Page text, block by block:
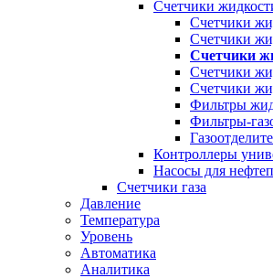
Счетчики
Счетчики
Счетчики
Счетчики
Счетчики
Счетчики
Фильтры
Фильтры-
Контроллеры
Насосы для
Счетчики газа
Давление
Температура
Уровень
Автоматика
Аналитика